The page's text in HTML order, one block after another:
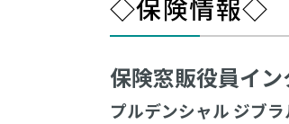
◇保険情報◇
保険窓販役員イ
プルデンシャル ジブ